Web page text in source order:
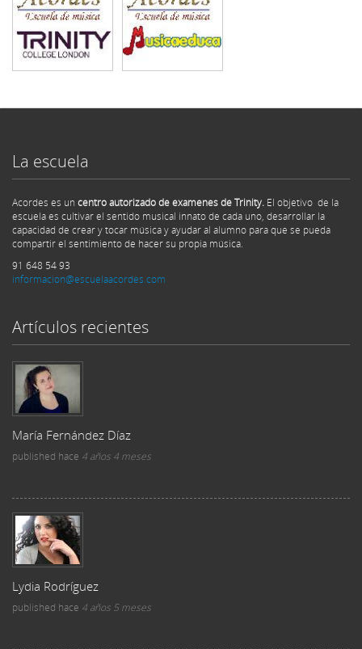
La escuela
Acordes es un centro autorizado de examenes de Trinity. El objetivo de la
escuela es cultivar el sentido musical innato de cada uno, desarrollar la
capacidad de crear y tocar música y ayudar al alumno para que se pueda
compartir el sentimiento de hacer su propia música.
91 648 54 93
informacion@escuelaacordes.com
Artículos recientes
María Fernández Díaz
published hace 4 años 4 meses
Lydia Rodríguez
published hace 4 años 5 meses